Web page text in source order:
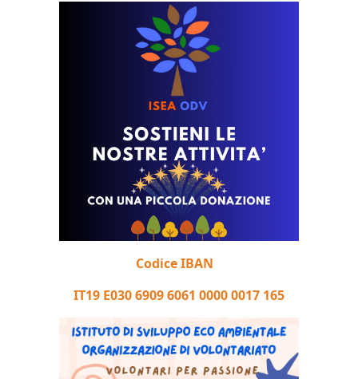
Codice IBAN
IT19 E030 6909 6061 0000 0017 165